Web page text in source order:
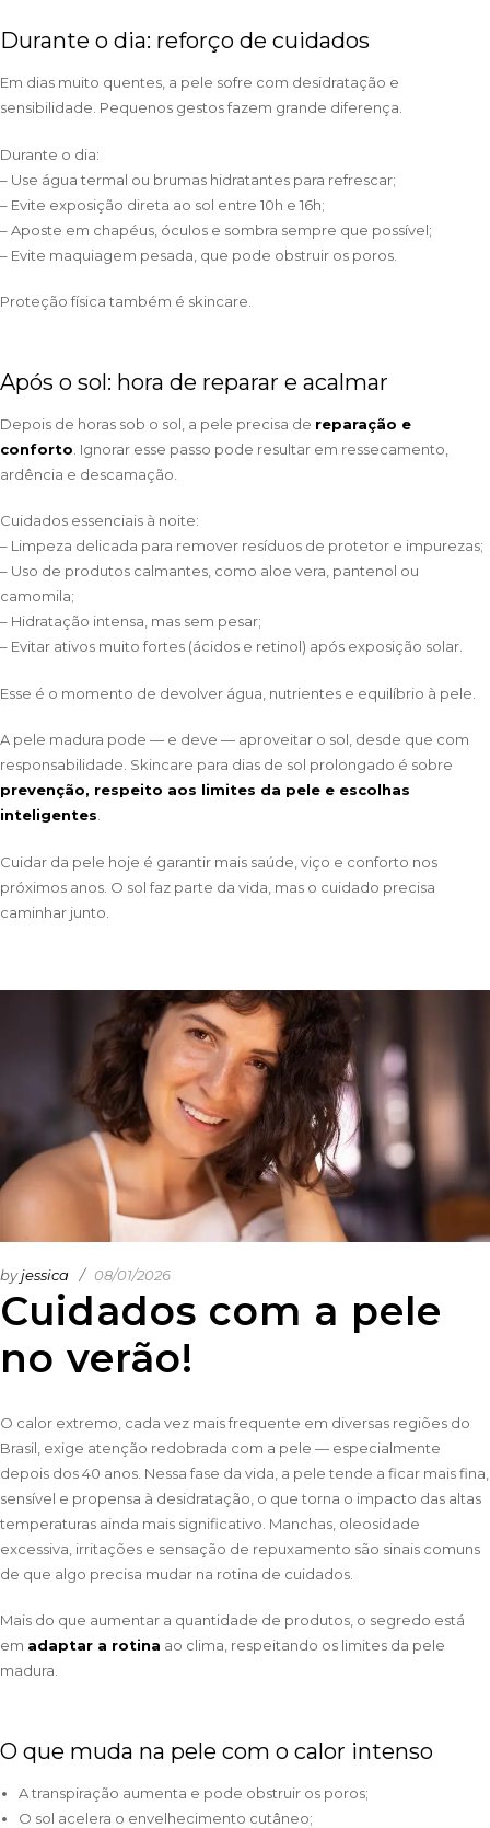
Durante o dia: reforço de cuidados
Em dias muito quentes, a pele sofre com desidratação e
sensibilidade. Pequenos gestos fazem grande diferença.
Durante o dia:
– Use água termal ou brumas hidratantes para refrescar;
– Evite exposição direta ao sol entre 10h e 16h;
– Aposte em chapéus, óculos e sombra sempre que possível;
– Evite maquiagem pesada, que pode obstruir os poros.
Proteção física também é skincare.
Após o sol: hora de reparar e acalmar
Depois de horas sob o sol, a pele precisa de reparação e
conforto . Ignorar esse passo pode resultar em ressecamento,
ardência e descamação.
Cuidados essenciais à noite:
– Limpeza delicada para remover resíduos de protetor e impurezas;
– Uso de produtos calmantes, como aloe vera, pantenol ou
camomila;
– Hidratação intensa, mas sem pesar;
– Evitar ativos muito fortes (ácidos e retinol) após exposição solar.
Esse é o momento de devolver água, nutrientes e equilíbrio à pele.
A pele madura pode — e deve — aproveitar o sol, desde que com
responsabilidade. Skincare para dias de sol prolongado é sobre
prevenção, respeito aos limites da pele e escolhas
inteligentes.
Cuidar da pele hoje é garantir mais saúde, viço e conforto nos
próximos anos. O sol faz parte da vida, mas o cuidado precisa
caminhar junto.
Cuidados com a pele
no verão!
byjessica 08/01/2026
O calor extremo, cada vez mais frequente em diversas regiões do
Brasil, exige atenção redobrada com a pele — especialmente
depois dos 40 anos. Nessa fase da vida, a pele tende a ficar mais fina,
sensível e propensa à desidratação, o que torna o impacto das altas
temperaturas ainda mais significativo. Manchas, oleosidade
excessiva, irritações e sensação de repuxamento são sinais comuns
de que algo precisa mudar na rotina de cuidados.
Mais do que aumentar a quantidade de produtos, o segredo está
em adaptar a rotina ao clima, respeitando os limites da pele
madura.
O que muda na pele com o calor intenso
A transpiração aumenta e pode obstruir os poros;
O sol acelera o envelhecimento cutâneo;